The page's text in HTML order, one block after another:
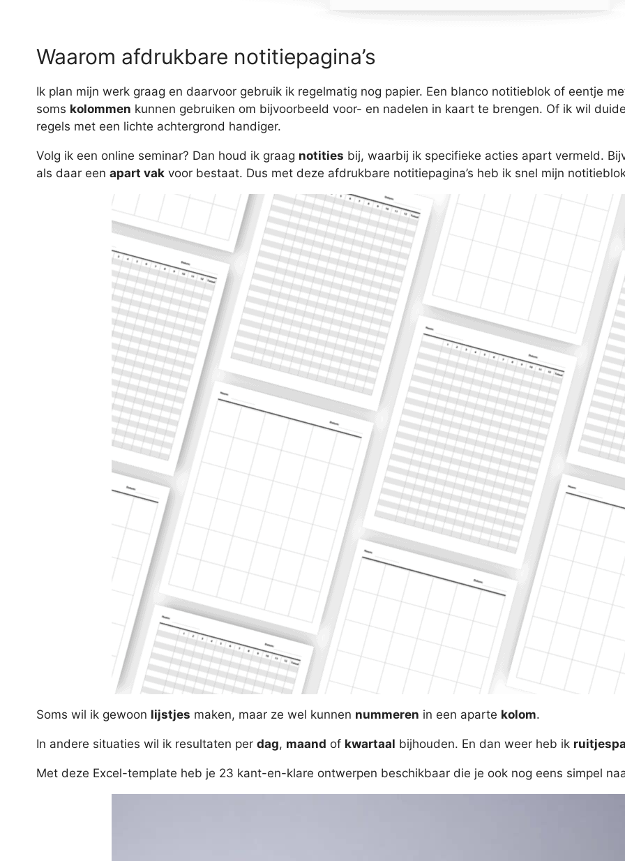
Waarom afdrukbare notitiepagina’s
Ik plan mijn werk graag en daarvoor gebruik ik regelmatig nog papier. Een blanco notitieblok of eentje
soms kolommen kunnen gebruiken om bijvoorbeeld voor- en nadelen in kaart te brengen. Of ik wil
regels met een lichte achtergrond handiger.
Volg ik een online seminar? Dan houd ik graag notities bij, waarbij ik specifieke acties apart vermeld.
als daar een apart vak voor bestaat. Dus met deze afdrukbare notitiepagina’s heb ik snel mijn
Soms wil ik gewoon lijstjes maken, maar ze wel kunnen nummeren in een aparte kolom.
In andere situaties wil ik resultaten per dag, maand of kwartaal bijhouden. En dan weer heb ik
Met deze Excel-template heb je 23 kant-en-klare ontwerpen beschikbaar die je ook nog eens simpel